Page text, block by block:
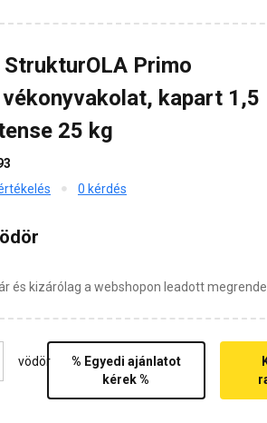
Primo
kapart 1,5
25 kg
0 kérdés
és kizárólag a webshopon leadott
vödör
% Egyedi ajánlatot
kérek %